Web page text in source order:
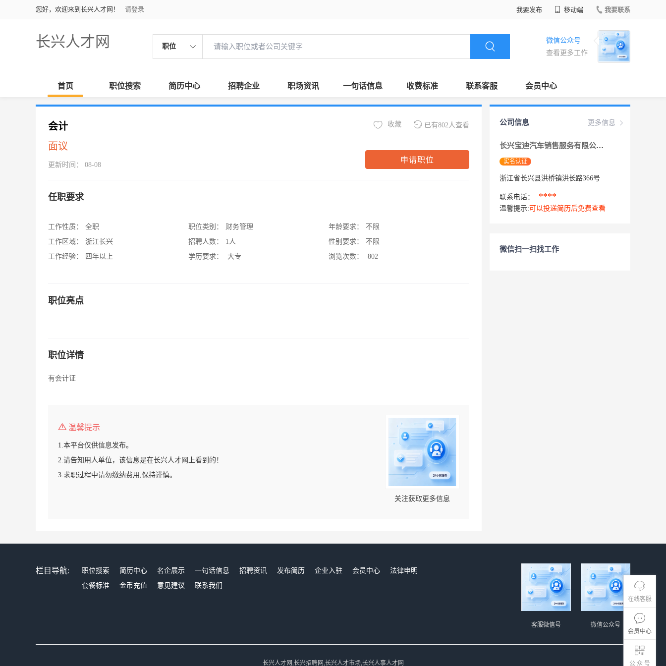
您好，欢迎来到长兴人才网！ 请登录 我要发布 移动端 我要联系
长兴人才网 职位
微信公众号
查看更多工作
首页 职位搜索 简历中心 招聘企业 职场资讯 一句话信息 收费标准 联系客服 会员中心
在线客服
会员中心
公 众 号
会计
面议
更新时间： 08-08
已有802人查看
收藏
申请职位
任职要求
工作性质：
全职
工作区域：
浙江长兴
工作经验：
四年以上
职位类别：
财务管理
招聘人数：
1人
学历要求：
大专
年龄要求：
不限
性别要求：
不限
浏览次数：
802
职位亮点
职位详情
有会计证
温馨提示
1.本平台仅供信息发布。
2.请告知用人单位，该信息是在长兴人才网上看到的！
3.求职过程中请勿缴纳费用,保持谨慎。
关注获取更多信息
更多信息
公司信息
长兴宝迪汽车销售服务有限公司
实名认证
浙江省长兴县洪桥镇洪长路366号
联系电话： ****
温馨提示: 可以投递简历后免费查看
微信扫一扫找工作
栏目导航: 职位搜索 简历中心 名企展示 一句话信息 招聘资讯 发布简历 企业入驻 会员中心
法律申明
套餐标准
金币充值 意见建议 联系我们
微信公众号
客服微信号
长兴人才网,长兴招聘网,长兴人才市场,长兴人事人才网